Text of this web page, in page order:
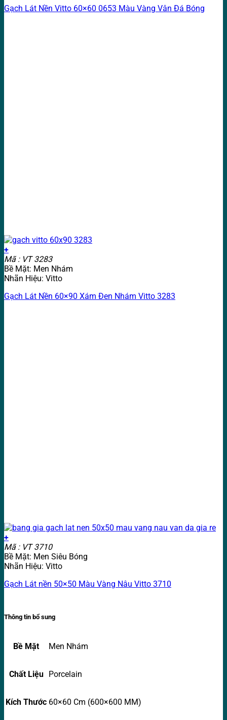
Gạch Lát Nền Vitto 60×60 0653 Màu Vàng Vân Đá Bóng
+
Mã : VT 3283
Bề Mặt: Men Nhám
Nhãn Hiệu: Vitto
Gạch Lát Nền 60×90 Xám Đen Nhám Vitto 3283
+
Mã : VT 3710
Bề Mặt: Men Siêu Bóng
Nhãn Hiệu: Vitto
Gạch Lát nền 50×50 Màu Vàng Nâu Vitto 3710
Thông tin bổ sung
Bề Mặt Men Nhám
Chất Liệu Porcelain
Kích Thước 60×60 Cm (600×600 MM)